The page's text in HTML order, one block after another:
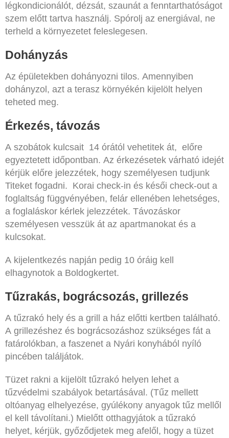
légkondicionálót, dézsát, szaunát a fenntarthatóságot
szem előtt tartva használj. Spórolj az energiával, ne
terheld a környezetet feleslegesen.
Dohányzás
Az épületekben dohányozni tilos. Amennyiben
dohányzol, azt a terasz környékén kijelölt helyen
teheted meg.
Érkezés, távozás
A szobátok kulcsait 14 órától vehetitek át, előre
egyeztetett időpontban. Az érkezésetek várható idejét
kérjük előre jelezzétek, hogy személyesen tudjunk
Titeket fogadni. Korai check-in és késői check-out a
foglaltság függvényében, felár ellenében lehetséges,
a foglaláskor kérlek jelezzétek. Távozáskor
személyesen vesszük át az apartmanokat és a
kulcsokat.
A kijelentkezés napján pedig 10 óráig kell
elhagynotok a Boldogkertet.
Tűzrakás, bográcsozás, grillezés
A tűzrakó hely és a grill a ház előtti kertben található.
A grillezéshez és bográcsozáshoz szükséges fát a
fatárolókban, a faszenet a Nyári konyhából nyíló
pincében találjátok.
Tüzet rakni a kijelölt tűzrakó helyen lehet a
tűzvédelmi szabályok betartásával. (Tűz mellett
oltóanyag elhelyezése, gyúlékony anyagok tűz mellől
el kell távolítani.) Mielőtt otthagyjátok a tűzrakó
helyet, kérjük, győződjetek meg afelől, hogy a tüzet